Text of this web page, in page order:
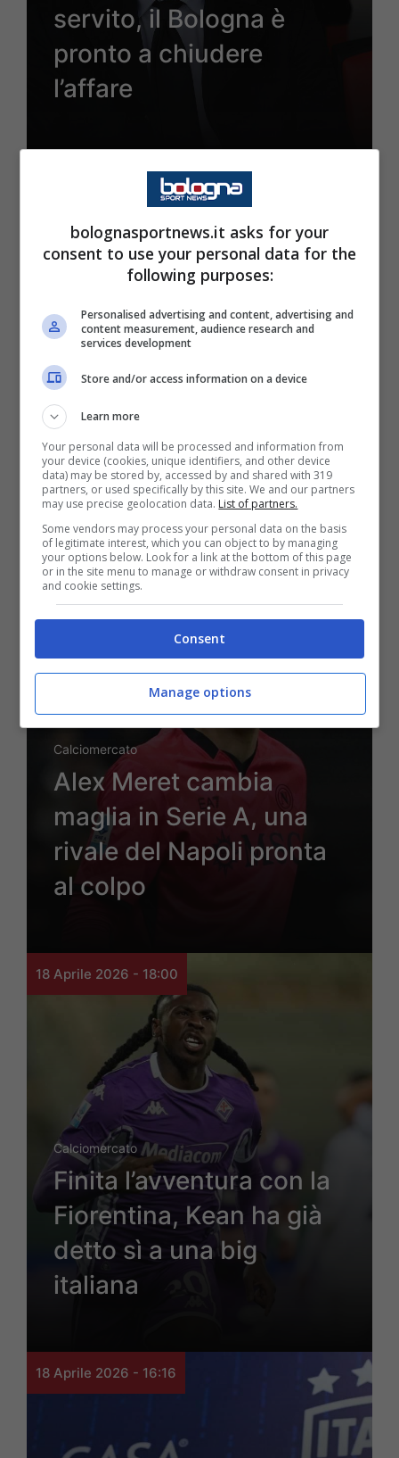
servito, il Bologna è
pronto a chiudere
l’affare
19 Aprile 2026 - 18:00
Calciomercato
Juventus-Bologna
anche sul mercato: due
rossoblu nel mirino di
Spalletti
19 Aprile 2026 - 12:53
Calciomercato
Alex Meret cambia
maglia in Serie A, una
rivale del Napoli pronta
al colpo
18 Aprile 2026 - 18:00
Calciomercato
Finita l’avventura con la
Fiorentina, Kean ha già
detto sì a una big
italiana
18 Aprile 2026 - 16:16
bolognasportnews.it asks for your
consent to use your personal data for the
following purposes:
Personalised advertising and content, advertising and
content measurement, audience research and
services development
Store and/or access information on a device
Learn more
Your personal data will be processed and information from
your device (cookies, unique identifiers, and other device
data) may be stored by, accessed by and shared with 319
partners, or used specifically by this site. We and our partners
may use precise geolocation data. List of partners.
Some vendors may process your personal data on the basis
of legitimate interest, which you can object to by managing
your options below. Look for a link at the bottom of this page
or in the site menu to manage or withdraw consent in privacy
and cookie settings.
Consent
Manage options